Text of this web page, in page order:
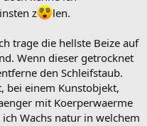
z
len.
trage die hellste Beize auf
Wenn dieser getrocknet
den Schleifstaub.
bei einem Kunstobjekt,
mit Koerperwaerme
Wachs natur in welchem